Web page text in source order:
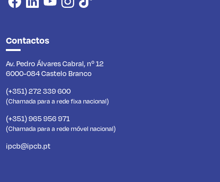
Contactos
Av. Pedro Álvares Cabral, nº 12
6000-084 Castelo Branco
(+351) 272 339 600
(Chamada para a rede fixa nacional)
(+351) 965 956 971
(Chamada para a rede móvel nacional)
ipcb@ipcb.pt